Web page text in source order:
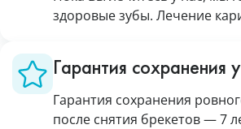
здоровые зубы. Лечение
Гарантия сохранения
Гарантия сохранения
после снятия брекетов — 7